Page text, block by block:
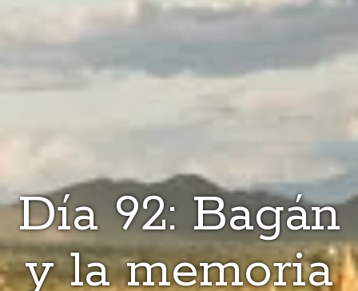
Día 92: Bagán
y la memoria